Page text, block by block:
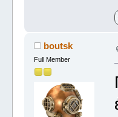
boutsk
Full Member